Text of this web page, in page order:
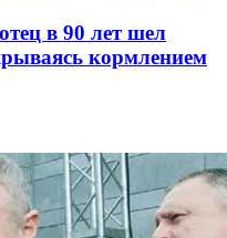
в 90 лет шел
кормлением